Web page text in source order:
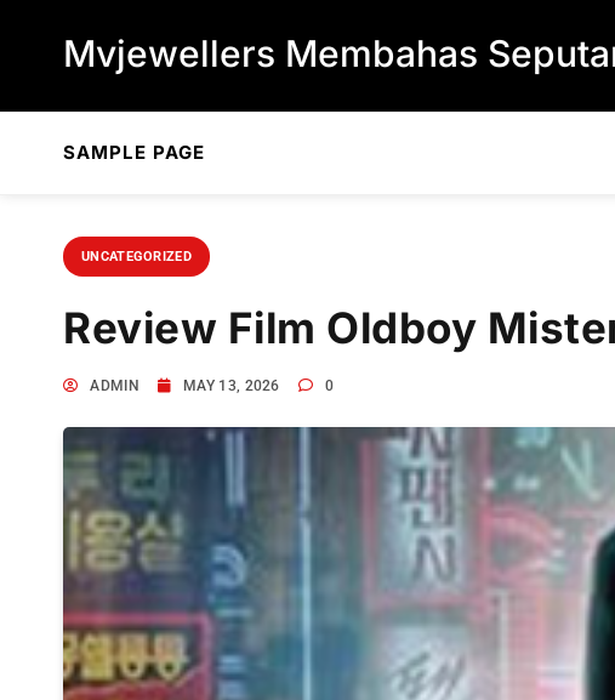
Mvjewellers Membahas
SAMPLE PAGE
UNCATEGORIZED
Review Film Oldboy
ADMIN MAY 13, 2026 0